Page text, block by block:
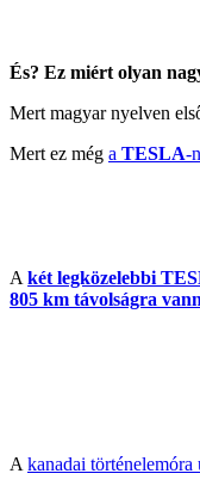
És? Ez miért olyan
Mert magyar nyelven
Mert ez még a TESLA-
Akét legközelebbi
805 km távolságra
A kanadai történelemóra